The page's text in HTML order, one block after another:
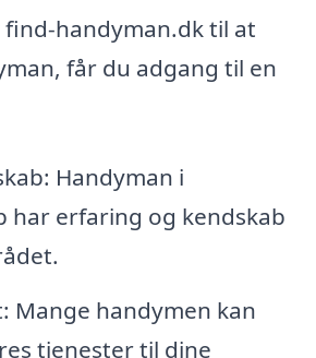
handyman.dk til at
får du adgang til en
Handyman i
har erfaring og kendskab
Mange handymen kan
tjenester til dine